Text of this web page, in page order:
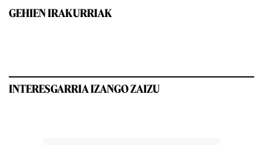
GEHIEN IRAKURRIAK
INTERESGARRIA IZANGO ZAIZU